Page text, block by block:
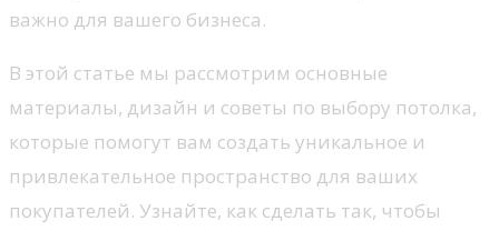
важно для вашего бизнеса.
В этой статье мы рассмотрим основные
материалы, дизайн и советы по выбору потолка,
которые помогут вам создать уникальное и
привлекательное пространство для ваших
покупателей. Узнайте, как сделать так, чтобы